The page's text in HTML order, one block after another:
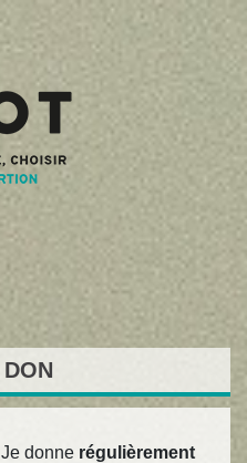
DON
Je donne régulièrement